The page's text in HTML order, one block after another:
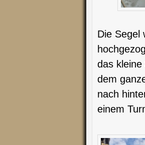
Die Segel
das
dem
nach
einem